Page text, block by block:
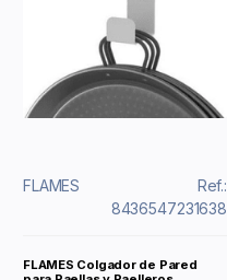
FLAMES
Ref.:
8436547231638
FLAMES Colgador de Pared